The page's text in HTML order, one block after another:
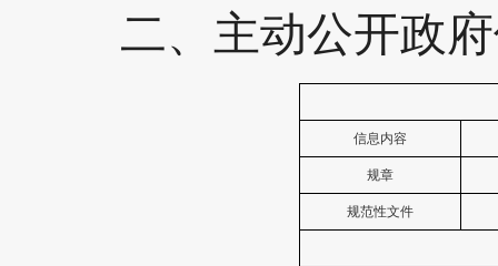
二、 主动公开政
信息内容
规章
规范性文件